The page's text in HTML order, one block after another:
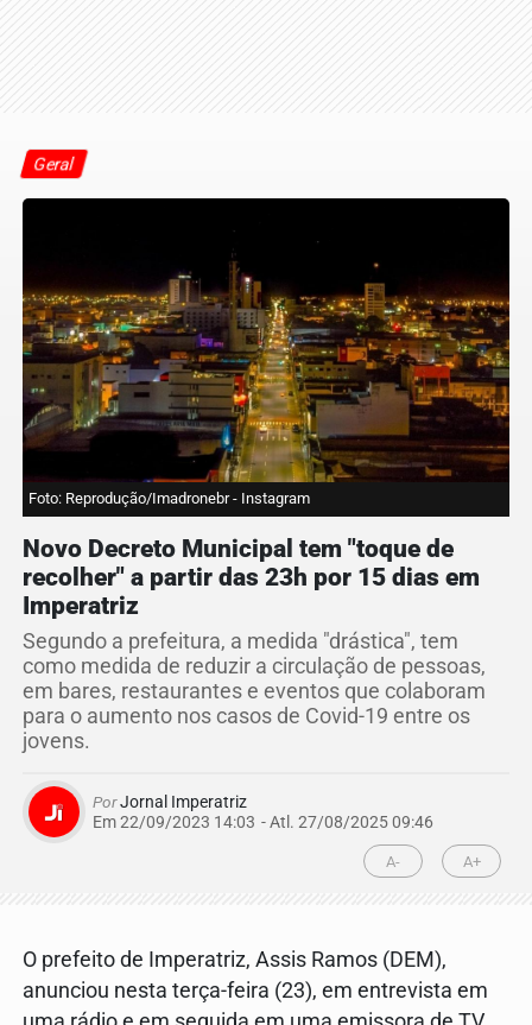
Geral
Foto: Reprodução/Imadronebr - Instagram
Novo Decreto Municipal tem "toque de
recolher" a partir das 23h por 15 dias em
Imperatriz
Segundo a prefeitura, a medida "drástica", tem
como medida de reduzir a circulação de pessoas,
em bares, restaurantes e eventos que colaboram
para o aumento nos casos de Covid-19 entre os
jovens.
PorJornal Imperatriz
Em 22/09/2023 14:03 - Atl. 27/08/2025 09:46
A- A+
O prefeito de Imperatriz, Assis Ramos (DEM),
anunciou nesta terça-feira (23), em entrevista em